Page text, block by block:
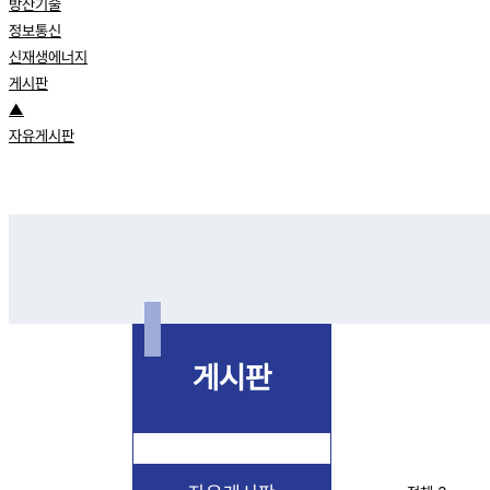
방산기술
정보통신
신재생에너지
게시판
▲
자유게시판
게시판